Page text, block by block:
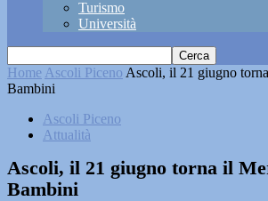
Turismo
Università
Home Ascoli Piceno Ascoli, il 21 giugno
Bambini
Ascoli Piceno
Attualità
Ascoli, il 21 giugno torna il
Bambini